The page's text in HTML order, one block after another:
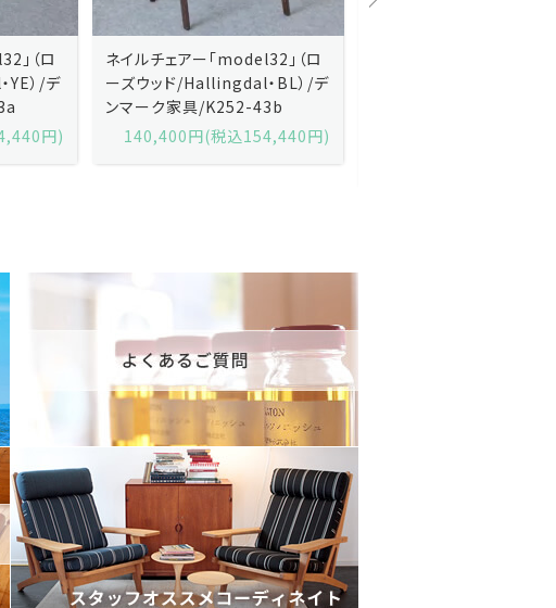
」（ロ
BL）/デ
円)
Kai Kristiansenカイ・クリスチ
ャンセン/ダイニングチェアー
「No.42」（ローズウッド・レザー
黒）/デンマーク家具/J252-57j